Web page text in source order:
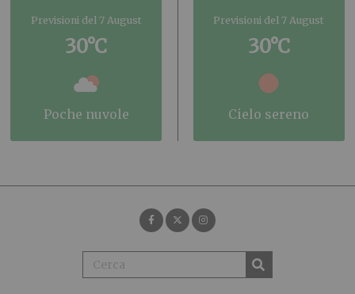
Previsioni del 7 August
30°C
poche nuvole
Previsioni del 7 August
30°C
cielo sereno